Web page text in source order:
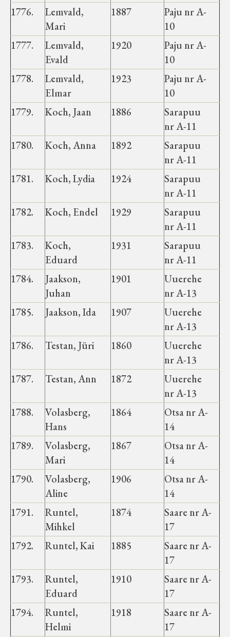
1776.
Lemvald,
Mari
1887
Paju nr A-
10
1777.
Lemvald,
Evald
1920
Paju nr A-
10
1778.
Lemvald,
Elmar
1923
Paju nr A-
10
1779.
Koch, Jaan 1886
Sarapuu
nr A-11
1780.
Koch, Anna 1892
Sarapuu
nr A-11
1781.
Koch, Lydia 1924
Sarapuu
nr A-11
1782.
Koch, Endel 1929
Sarapuu
nr A-11
1783.
Koch,
Eduard
1931
Sarapuu
nr A-11
1784.
Jaakson,
Juhan
1901
Uuerehe
nr A-13
1785.
Jaakson, Ida 1907
Uuerehe
nr A-13
1786.
Testan, Jüri 1860
Uuerehe
nr A-13
1787.
Testan, Ann 1872
Uuerehe
nr A-13
1788.
Volasberg,
Hans
1864
Otsa nr A-
14
1789.
Volasberg,
Mari
1867
Otsa nr A-
14
1790.
Volasberg,
Aline
1906
Otsa nr A-
14
1791.
Runtel,
Mihkel
1874
Saare nr A-
17
1792.
Runtel, Kai 1885
Saare nr A-
17
1793.
Runtel,
Eduard
1910
Saare nr A-
17
1794.
Runtel,
Helmi
1918
Saare nr A-
17